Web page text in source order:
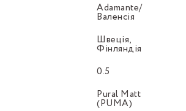
Adamante/
Валенсія
Швеція,
Фінляндія
0.5
Pural Matt
(PUMA)